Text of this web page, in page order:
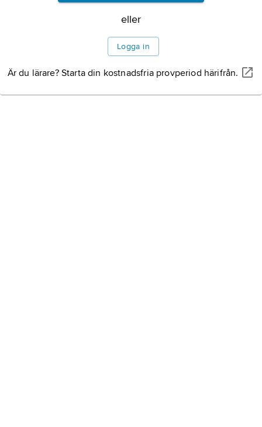
eller
Logga in
Är du lärare? Starta din kostnadsfria provperiod härifrån.